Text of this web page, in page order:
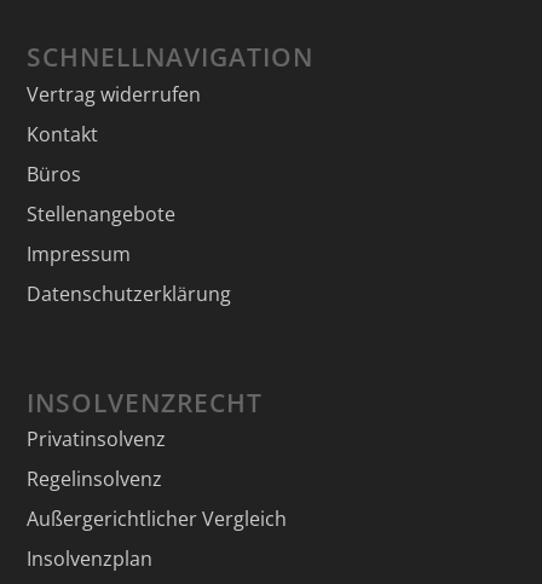
SCHNELLNAVIGATION
Vertrag widerrufen
Kontakt
Büros
Stellenangebote
Impressum
Datenschutzerklärung
INSOLVENZRECHT
Privatinsolvenz
Regelinsolvenz
Außergerichtlicher Vergleich
Insolvenzplan